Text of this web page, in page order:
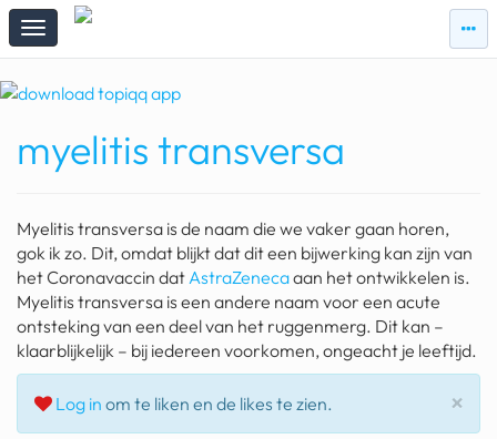
zie
topiqqs
zie
#vandaag
Topiqqs Reacties
ark van noach
pokemon kaarten
fomo
deepseek
myelitis transversa
Myelitis transversa is de naam die we vaker gaan horen,
gok ik zo. Dit, omdat blijkt dat dit een bijwerking kan zijn van
het Coronavaccin datAstraZenecaaan het ontwikkelen is.
Myelitis transversa is een andere naam voor een acute
ontsteking van een deel van het ruggenmerg. Dit kan –
klaarblijkelijk – bij iedereen voorkomen, ongeacht je leeftijd.
×
Log in om te liken en de likes te zien.